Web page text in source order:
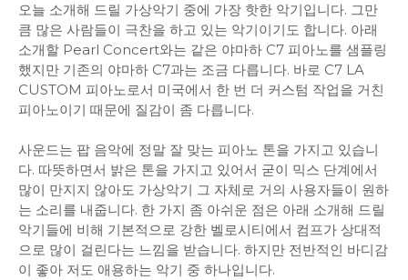
오늘 소개해 드릴 가상악기 중에 가장 핫한 악기입니다. 그만
큼 많은 사람들이 극찬을 하고 있는 악기이기도 합니다. 아래
소개할 Pearl Concert와는 같은 야마하 C7 피아노를 샘플링
했지만 기존의 야마하 C7과는 조금 다릅니다. 바로 C7 LA
CUSTOM 피아노로서 미국에서 한 번 더 커스텀 작업을 거친
피아노이기 때문에 질감이 좀 다릅니다.
사운드는 팝 음악에 정말 잘 맞는 피아노 톤을 가지고 있습니
다. 따뜻하면서 밝은 톤을 가지고 있어서 굳이 믹스 단계에서
많이 만지지 않아도 가상악기 그 자체로 거의 사용자들이 원하
는 소리를 내줍니다. 한 가지 좀 아쉬운 점은 아래 소개해 드릴
악기들에 비해 기본적으로 강한 벨로시티에서 컴프가 상대적
으로 많이 걸린다는 느낌을 받습니다. 하지만 전반적인 바디감
이 좋아 저도 애용하는 악기 중 하나입니다.